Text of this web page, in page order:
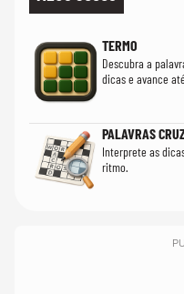
TERMO
Descubra a
dicas e avance
PALAVRAS
Interprete as
ritmo.